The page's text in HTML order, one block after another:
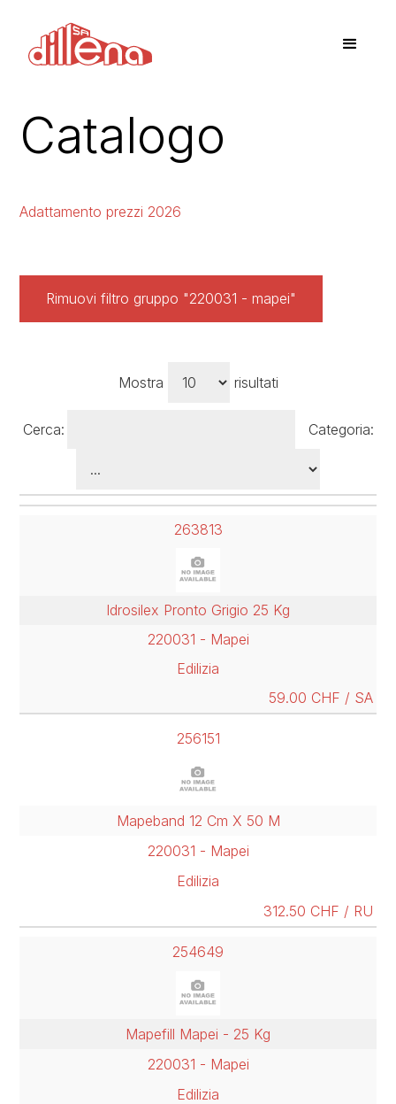
Catalogo
Adattamento prezzi 2026
Rimuovi filtro gruppo "220031 - mapei"
Mostra risultati
Cerca: Categoria:
263813
Idrosilex Pronto Grigio 25 Kg
220031 - Mapei
Edilizia
59.00 CHF / SA
256151
Mapeband 12 Cm X 50 M
220031 - Mapei
Edilizia
312.50 CHF / RU
254649
Mapefill Mapei - 25 Kg
220031 - Mapei
Edilizia